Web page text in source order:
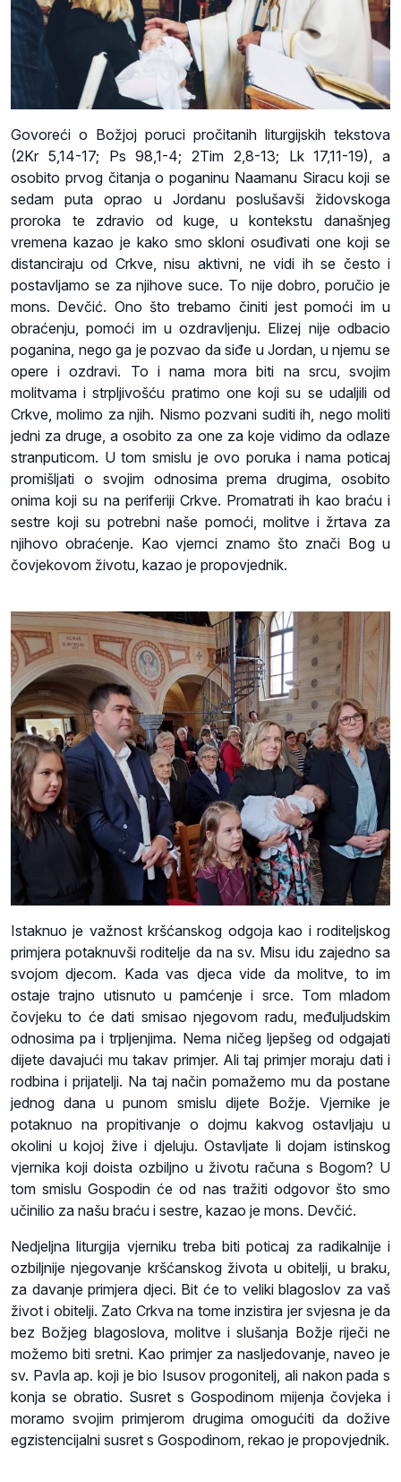
Govoreći o Božjoj poruci pročitanih liturgijskih tekstova
(2Kr 5,14-17; Ps 98,1-4; 2Tim 2,8-13; Lk 17,11-19), a
osobito prvog čitanja o poganinu Naamanu Siracu koji se
sedam puta oprao u Jordanu poslušavši židovskoga
proroka te zdravio od kuge, u kontekstu današnjeg
vremena kazao je kako smo skloni osuđivati one koji se
distanciraju od Crkve, nisu aktivni, ne vidi ih se često i
postavljamo se za njihove suce. To nije dobro, poručio je
mons. Devčić. Ono što trebamo činiti jest pomoći im u
obraćenju, pomoći im u ozdravljenju. Elizej nije odbacio
poganina, nego ga je pozvao da siđe u Jordan, u njemu se
opere i ozdravi. To i nama mora biti na srcu, svojim
molitvama i strpljivošću pratimo one koji su se udaljili od
Crkve, molimo za njih. Nismo pozvani suditi ih, nego moliti
jedni za druge, a osobito za one za koje vidimo da odlaze
stranputicom. U tom smislu je ovo poruka i nama poticaj
promišljati o svojim odnosima prema drugima, osobito
onima koji su na periferiji Crkve. Promatrati ih kao braću i
sestre koji su potrebni naše pomoći, molitve i žrtava za
njihovo obraćenje. Kao vjernci znamo što znači Bog u
čovjekovom životu, kazao je propovjednik.
Istaknuo je važnost kršćanskog odgoja kao i roditeljskog
primjera potaknuvši roditelje da na sv. Misu idu zajedno sa
svojom djecom. Kada vas djeca vide da molitve, to im
ostaje trajno utisnuto u pamćenje i srce. Tom mladom
čovjeku to će dati smisao njegovom radu, međuljudskim
odnosima pa i trpljenjima. Nema ničeg ljepšeg od odgajati
dijete davajući mu takav primjer. Ali taj primjer moraju dati i
rodbina i prijatelji. Na taj način pomažemo mu da postane
jednog dana u punom smislu dijete Božje. Vjernike je
potaknuo na propitivanje o dojmu kakvog ostavljaju u
okolini u kojoj žive i djeluju. Ostavljate li dojam istinskog
vjernika koji doista ozbiljno u životu računa s Bogom? U
tom smislu Gospodin će od nas tražiti odgovor što smo
učinilio za našu braću i sestre, kazao je mons. Devčić.
Nedjeljna liturgija vjerniku treba biti poticaj za radikalnije i
ozbiljnije njegovanje kršćanskog života u obitelji, u braku,
za davanje primjera djeci. Bit će to veliki blagoslov za vaš
život i obitelji. Zato Crkva na tome inzistira jer svjesna je da
bez Božjeg blagoslova, molitve i slušanja Božje riječi ne
možemo biti sretni. Kao primjer za nasljedovanje, naveo je
sv. Pavla ap. koji je bio Isusov progonitelj, ali nakon pada s
konja se obratio. Susret s Gospodinom mijenja čovjeka i
moramo svojim primjerom drugima omogućiti da dožive
egzistencijalni susret s Gospodinom, rekao je propovjednik.